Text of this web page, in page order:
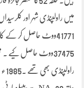
41771ووٹ حاصل کر کے
37475ووٹ حاصل